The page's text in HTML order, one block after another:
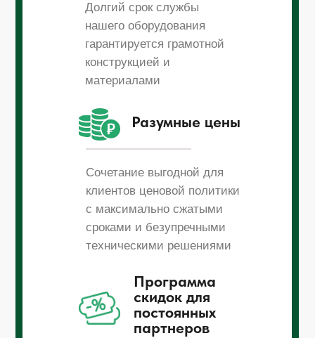
Долгий срок службы
нашего оборудования
гарантируется грамотной
конструкцией и
материалами
Сочетание выгодной для
клиентов ценовой политики
с максимально сжатыми
сроками и безупречными
техническими решениями
Разумные цены
Программа
скидок для
постоянных
партнеров